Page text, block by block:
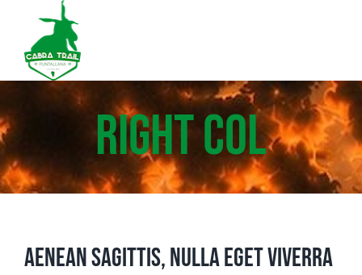
contenido
Right col
Aenean sagittis, nulla eget viverra